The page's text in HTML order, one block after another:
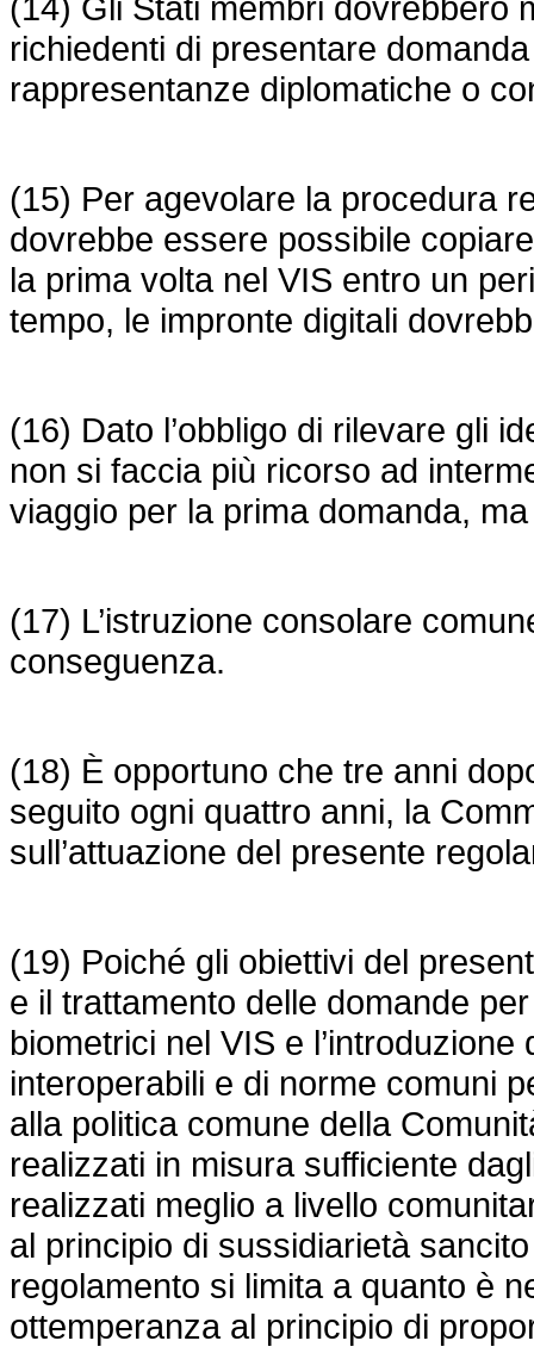
richiedenti di presentare
rappresentanze diplomatiche o
(15) Per agevolare la procedura
dovrebbe essere possibile
la prima volta nel VIS entro un
tempo, le impronte digitali
(16) Dato l’obbligo di rilevare gli
non si faccia più ricorso ad
viaggio per la prima domanda,
(17) L’istruzione consolare
conseguenza.
(18) È opportuno che tre anni
seguito ogni quattro anni, la
sull’attuazione del presente
(19) Poiché gli obiettivi del
e il trattamento delle domande
biometrici nel VIS e
interoperabili e di norme comuni
alla politica comune della
realizzati in misura sufficiente
realizzati meglio a livello
al principio di sussidiarietà
regolamento si limita a quanto è
ottemperanza al principio di